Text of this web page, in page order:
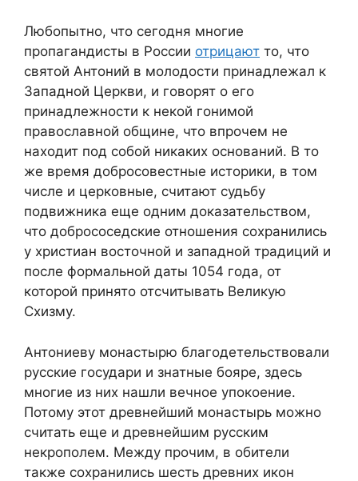
Любопытно, что сегодня многие
пропагандисты в России отрицают то, что
святой Антоний в молодости принадлежал к
Западной Церкви, и говорят о его
принадлежности к некой гонимой
православной общине, что впрочем не
находит под собой никаких оснований. В то
же время добросовестные историки, в том
числе и церковные, считают судьбу
подвижника еще одним доказательством,
что добрососедские отношения сохранились
у христиан восточной и западной традиций и
после формальной даты 1054 года, от
которой принято отсчитывать Великую
Схизму.
Антониеву монастырю благодетельствовали
русские государи и знатные бояре, здесь
многие из них нашли вечное упокоение.
Потому этот древнейший монастырь можно
считать еще и древнейшим русским
некрополем. Между прочим, в обители
также сохранились шесть древних икон